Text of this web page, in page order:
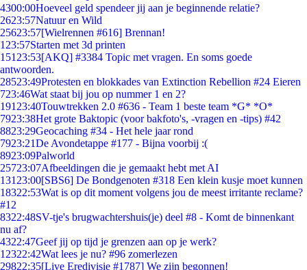
4300:00Hoeveel geld spendeer jij aan je beginnende relatie?
2623:57Natuur en Wild
25623:57[Wielrennen #616] Brennan!
1 23:57Starten met 3d printen
151 23:53[AKQ] #3384 Topic met vragen. En soms goede
antwoorden.
28523:49Protesten en blokkades van Extinction Rebellion #24 Eieren
723:46Wat staat bij jou op nummer 1 en 2?
191 23:40Touwtrekken 2.0 #636 - Team 1 beste team *G* *O*
7923:38Het grote Baktopic (voor bakfoto's, -vragen en -tips) #42
8823:29Geocaching #34 - Het hele jaar rond
7923:21De Avondetappe #177 - Bijna voorbij :(
8923:09Palworld
25723:07Afbeeldingen die je gemaakt hebt met AI
131 23:00[SBS6] De Bondgenoten #318 Een klein kusje moet kunnen
18322:53Wat is op dit moment volgens jou de meest irritante reclame?
#12
8322:48SV-tje's brugwachtershuis(je) deel #8 - Komt de binnenkant
nu af?
4322:47Geef jij op tijd je grenzen aan op je werk?
12322:42Wat lees je nu? #96 zomerlezen
29822:35[Live Eredivisie #1787] We zijn begonnen!